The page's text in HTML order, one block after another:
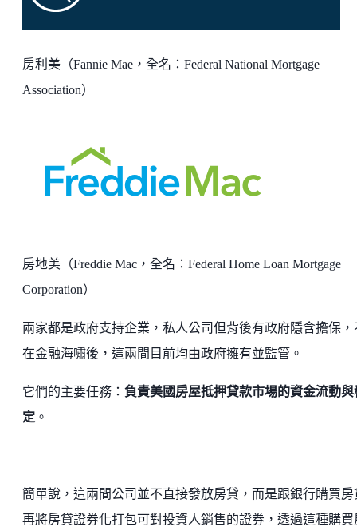
房利美（Fannie Mae，全名：Federal National Mortgage
Association）
房地美（Freddie Mac，全名：Federal Home Loan Mortgage
Corporation）
兩家都是政府支持企業，私人公司但背後有政府隱含擔保，
在金融海嘯後，這兩間目前均由政府擁有並監管。
它們的主要任務： 負責美國房屋抵押貸款市場的資金流動與
定 。
簡單說，這兩間公司並不直接發放房貸，而是跟銀行購買房
再將房貸證券化打包可對投資人銷售的證券，透過這種購買